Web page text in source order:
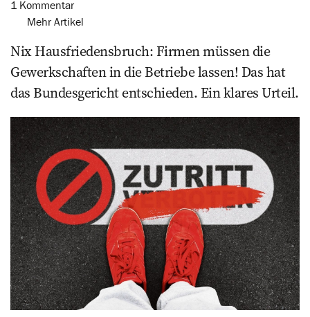
1 Kommentar
Mehr Artikel
Nix Hausfriedensbruch: Firmen müssen die
Gewerkschaften in die Betriebe lassen! Das hat
das Bundesgericht entschieden. Ein klares Urteil.